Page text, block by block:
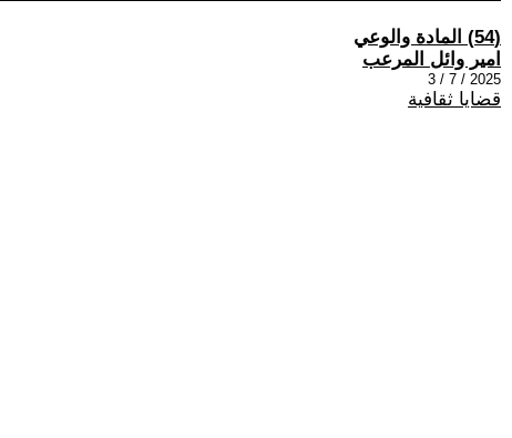
(54) المادة والوعي
امير وائل المرعب
2025 / 7 / 3
قضايا ثقافية